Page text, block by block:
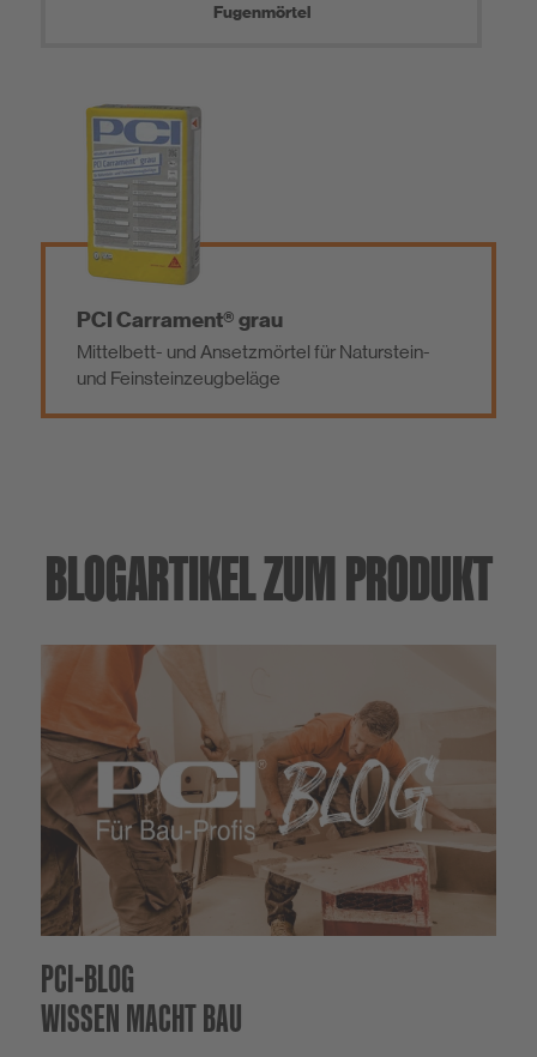
Fugenmörtel
PCI Carrament® grau
Mittelbett- und Ansetzmörtel für Naturstein-
und Feinsteinzeugbeläge
BLOGARTIKEL ZUM PRODUKT
PCI-BLOG
WISSEN MACHT BAU